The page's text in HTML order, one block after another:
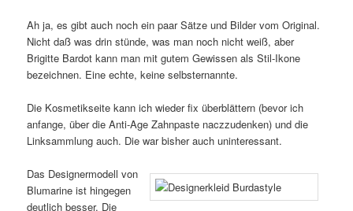
Ah ja, es gibt auch noch ein paar Sätze und Bilder vom Original.
Nicht daß was drin stünde, was man noch nicht weiß, aber
Brigitte Bardot kann man mit gutem Gewissen als Stil-Ikone
bezeichnen. Eine echte, keine selbsternannte.
Die Kosmetikseite kann ich wieder fix überblättern (bevor ich
anfange, über die Anti-Age Zahnpaste naczzudenken) und die
Linksammlung auch. Die war bisher auch uninteressant.
Das Designermodell von
Blumarine ist hingegen
deutlich besser. Die